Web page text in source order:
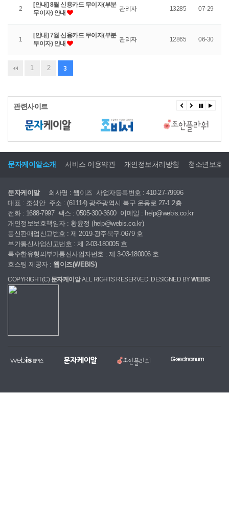
2
[안내] 8월 신용카드 무이자(부분
무이자) 안내
관리자 13285 07-29
1
[안내] 7월 신용카드 무이자(부분
무이자) 안내
관리자 12865 06-30
1 2 3
관련사이트
문자케이알소개 서비스 이용약관 개인정보처리방침 청소년보호
문자케이알 회사명 : 웹이즈 사업자등록번호 : 410-27-79996
대표 : 조성안 주소 : (61114) 광주광역시 북구 운용로 27-1 2층
전화 : 1688-7997 팩스 : 0505-300-3600 이메일 : help@webis.co.kr
개인정보보호책임자 : 황윤정 (help@webis.co.kr)
통신판매업신고번호 : 제 2019-광주북구-0679 호
부가통신사업신고번호 : 제 2-03-180005 호
특수한유형의부가통신사업자번호 : 제 3-03-180006 호
호스팅 제공자 : 웹이즈(WEBIS)
COPYRIGHT(C) 문자케이알ALL RIGHTS RESERVED. DESIGNED BYWEBIS
이
홈
제
문
자
알
대
알
조
안
워
국
꽃
굿
복
홈